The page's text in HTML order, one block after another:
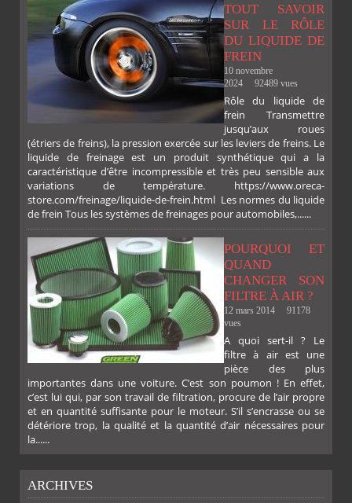
TOUT SAVOIR
SUR LE RÔLE
DU LIQUIDE DE
FREIN
10 novembre
2024
92489 vues
Rôle du liquide de
frein Transmettre
jusqu’aux roues
(étriers de freins), la pression exercée sur les leviers de freins. Le
liquide de freinage est un produit synthétique qui a la
caractéristique d’être incompressible et très peu sensible aux
variations de température. https://www.oreca-
store.com/freinage/liquide-de-frein.html Les normes du liquide
de frein Tous les systèmes de freinages pour automobiles,......
POURQUOI ET
QUAND
CHANGER SON
FILTRE À AIR ?
12 mars 2014
91178
vues
A quoi sert-il ? Le
filtre à air est une
pièce des plus
importantes dans une voiture. C’est son poumon ! En effet,
c’est lui qui, par son travail de filtration, procure de l’air propre
et en quantité suffisante pour le moteur. S’il s’encrasse ou se
détériore trop, la qualité et la quantité d’air nécessaires pour
la......
ARCHIVES